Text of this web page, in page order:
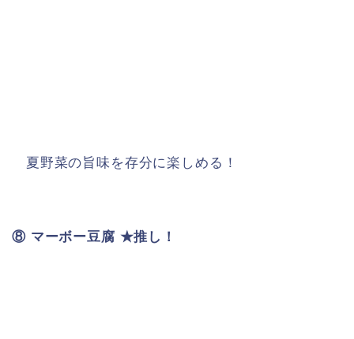
夏野菜の旨味を存分に楽しめる！
⑧ マーボー豆腐 ★推し！